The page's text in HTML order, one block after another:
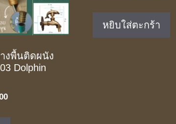
งพื้นติดผนัง
Dolphin
Current
฿1,500.00.
หยิบใส่ตะกร้า